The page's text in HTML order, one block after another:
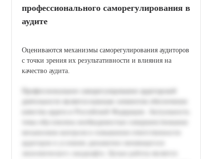
профессионального саморегулирования в
аудите
Оцениваются механизмы саморегулирования аудиторов
с точки зрения их результативности и влияния на
качество аудита.